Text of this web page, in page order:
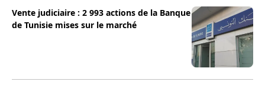
Vente judiciaire : 2 993 actions de la Banque
de Tunisie mises sur le marché